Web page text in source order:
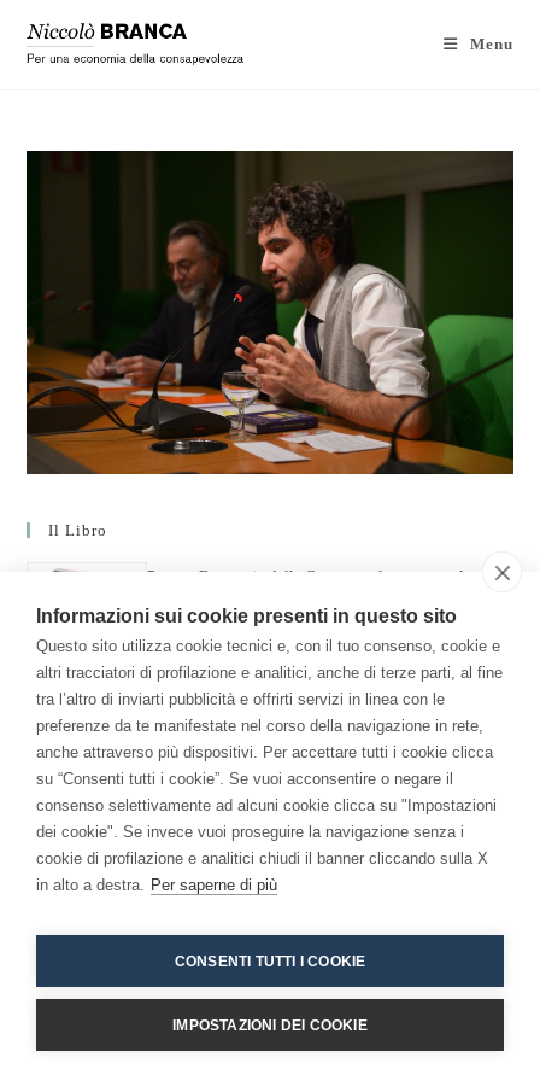
Menu
Il Libro
Per una Economia della Consapevolezza: come la
meditazione ha cambiato me e l'azienda.
Informazioni sui cookie presenti in questo sito
Questo sito utilizza cookie tecnici e, con il tuo consenso, cookie e
altri tracciatori di profilazione e analitici, anche di terze parti, al fine
tra l’altro di inviarti pubblicità e offrirti servizi in linea con le
preferenze da te manifestate nel corso della navigazione in rete,
anche attraverso più dispositivi. Per accettare tutti i cookie clicca
su “Consenti tutti i cookie”. Se vuoi acconsentire o negare il
consenso selettivamente ad alcuni cookie clicca su "Impostazioni
dei cookie". Se invece vuoi proseguire la navigazione senza i
cookie di profilazione e analitici chiudi il banner cliccando sulla X
in alto a destra. Per saperne di più
CONSENTI TUTTI I COOKIE
IMPOSTAZIONI DEI COOKIE